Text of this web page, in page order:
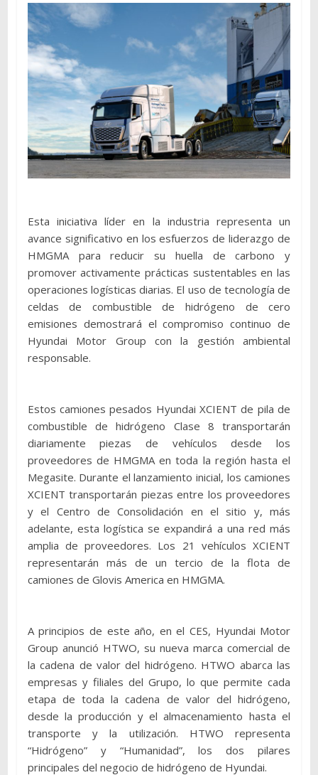
Esta iniciativa líder en la industria representa un
avance significativo en los esfuerzos de liderazgo de
HMGMA para reducir su huella de carbono y
promover activamente prácticas sustentables en las
operaciones logísticas diarias. El uso de tecnología de
celdas de combustible de hidrógeno de cero
emisiones demostrará el compromiso continuo de
Hyundai Motor Group con la gestión ambiental
responsable.
Estos camiones pesados ​​Hyundai XCIENT de pila de
combustible de hidrógeno Clase 8 transportarán
diariamente piezas de vehículos desde los
proveedores de HMGMA en toda la región hasta el
Megasite. Durante el lanzamiento inicial, los camiones
XCIENT transportarán piezas entre los proveedores
y el Centro de Consolidación en el sitio y, más
adelante, esta logística se expandirá a una red más
amplia de proveedores. Los 21 vehículos XCIENT
representarán más de un tercio de la flota de
camiones de Glovis America en HMGMA.
A principios de este año, en el CES, Hyundai Motor
Group anunció HTWO, su nueva marca comercial de
la cadena de valor del hidrógeno. HTWO abarca las
empresas y filiales del Grupo, lo que permite cada
etapa de toda la cadena de valor del hidrógeno,
desde la producción y el almacenamiento hasta el
transporte y la utilización. HTWO representa
“Hidrógeno” y “Humanidad”, los dos pilares
principales del negocio de hidrógeno de Hyundai.